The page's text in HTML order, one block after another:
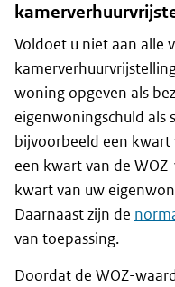
Voldoet u niet aan alle
woning opgeven als
eigenwoningschuld als
bijvoorbeeld een kwart
een kwart van de
kwart van uw
Daarnaast zijn de
van toepassing.
Doordat de WOZ-